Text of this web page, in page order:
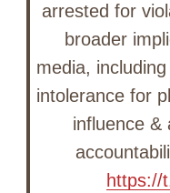
arrested for
broader
media,
intolerance for
influence &
https://